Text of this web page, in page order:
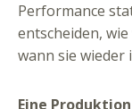
Performance
entscheiden,
wann sie wieder
Eine